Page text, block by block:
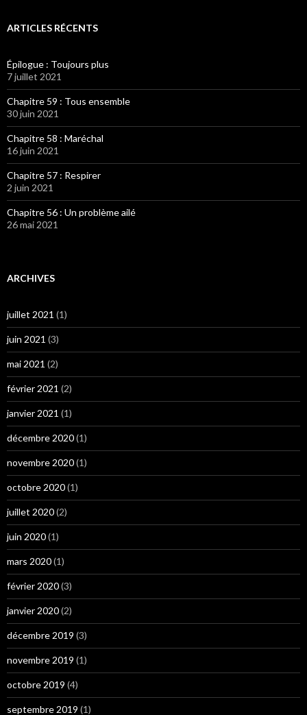
ARTICLES RÉCENTS
Épilogue : Toujours plus
7 juillet 2021
Chapitre 59 : Tous ensemble
30 juin 2021
Chapitre 58 : Maréchal
16 juin 2021
Chapitre 57 : Respirer
2 juin 2021
Chapitre 56 : Un problème ailé
26 mai 2021
ARCHIVES
juillet 2021 (1)
juin 2021 (3)
mai 2021 (2)
février 2021 (2)
janvier 2021 (1)
décembre 2020(1)
novembre 2020(1)
octobre 2020(1)
juillet 2020(2)
juin 2020(1)
mars 2020(1)
février 2020(3)
janvier 2020(2)
décembre 2019 (3)
novembre 2019 (1)
octobre 2019 (4)
septembre 2019 (1)